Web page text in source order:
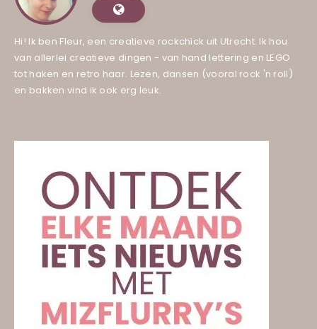
Hi! Ik ben Fleur, een creatieve rockchick uit Utrecht. Ik hou
van allerlei creatieve dingen - van hand lettering en LEGO
tot haken en retro haar. Lezen, dansen (vooral rock 'n roll)
en bakken vind ik ook erg leuk.